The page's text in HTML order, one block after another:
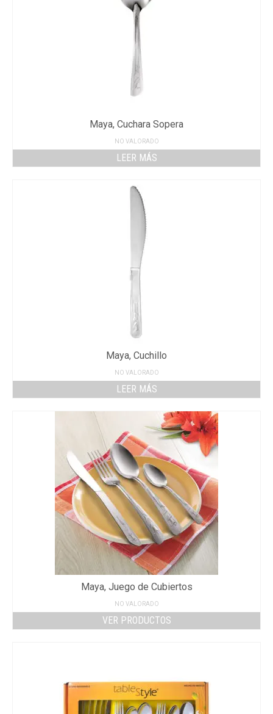
Maya, Cuchara Sopera
NO VALORADO
LEER MÁS
Maya, Cuchillo
NO VALORADO
LEER MÁS
Maya, Juego de Cubiertos
NO VALORADO
VER PRODUCTOS